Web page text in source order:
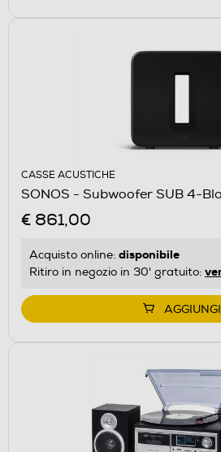
CASSE ACUSTICHE
SONOS - Subwoofer SUB 4-
€ 861,00
Acquisto online: disponibile
Ritiro in negozio in 30' gratuito:
AGGIUNGI